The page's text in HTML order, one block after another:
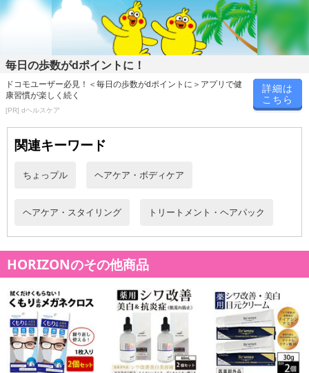
毎日の歩数がdポイントに！
ドコモユーザー必見！＜毎日の歩数がdポイントに＞アプリで健
康習慣が楽しく続く
[PR] dヘルスケア
詳細は
こちら
関連キーワード
ちょっプル ヘアケア・ボディケア
ヘアケア・スタイリング トリートメント・ヘアパック
HORIZONのその他商品